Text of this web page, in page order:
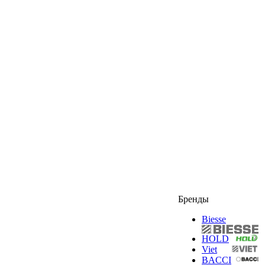
Бренды
Biesse
HOLD
Viet
BACCI